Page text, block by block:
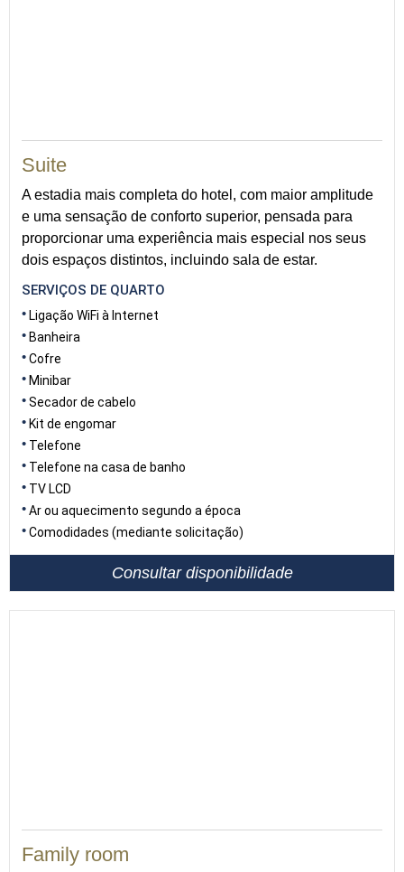
Suite
A estadia mais completa do hotel, com maior amplitude
e uma sensação de conforto superior, pensada para
proporcionar uma experiência mais especial nos seus
dois espaços distintos, incluindo sala de estar.
SERVIÇOS DE QUARTO
Ligação WiFi à Internet
Banheira
Cofre
Minibar
Secador de cabelo
Kit de engomar
Telefone
Telefone na casa de banho
TV LCD
Ar ou aquecimento segundo a época
Comodidades (mediante solicitação)
Consultar disponibilidade
Family room